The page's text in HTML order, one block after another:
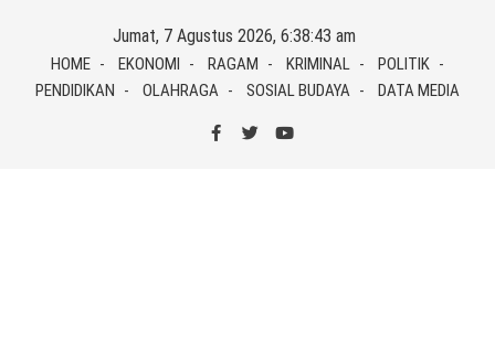
content
Jumat, 7 Agustus 2026, 6:38:43 am
HOME EKONOMI RAGAM KRIMINAL
POLITIK
PENDIDIKAN
OLAHRAGA SOSIAL BUDAYA DATA MEDIA